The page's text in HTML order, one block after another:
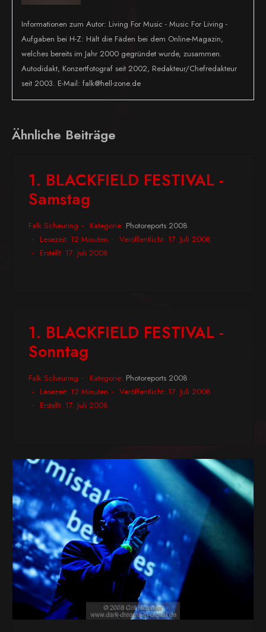
Informationen zum Autor: Living For Music - Music For Living -
Aufgaben bei H-Z: Hält die Fäden bei dem Online-Magazin,
welches bereits im Jahr 2000 gegründet wurde, zusammen.
Autodidakt, Konzertfotograf seit 2002, Redakteur/Chefredakteur
seit 2003. E-Mail: falk@hell-zone.de
Ähnliche Beiträge
1. BLACKFIELD FESTIVAL -
Samstag
Falk Scheuring Kategorie: Photoreports 2008
Lesezeit: 12 Minuten
Veröffentlicht: 17. Juli 2008
Erstellt: 17. Juli 2008
1. BLACKFIELD FESTIVAL -
Sonntag
Falk Scheuring Kategorie: Photoreports 2008
Lesezeit: 12 Minuten
Veröffentlicht: 17. Juli 2008
Erstellt: 17. Juli 2008